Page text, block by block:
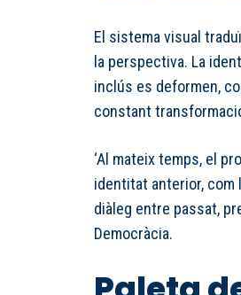
El sistema visual
la perspectiva. La
inclús es deformen,
constant
‘Al mateix temps, el
identitat anterior,
diàleg entre passat,
Democràcia.